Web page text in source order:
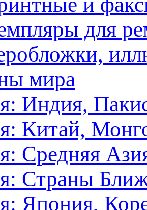
для
мира
Индия,
Китай,
Средняя
Страны
Япония,